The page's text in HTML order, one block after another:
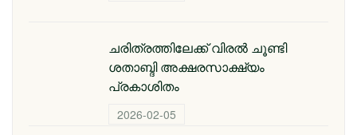
ചരിത്രത്തിലേക്ക് വിരൽ ചൂണ്ടി
ശതാബ്ദി അക്ഷരസാക്ഷ്യം
പ്രകാശിതം
2026-02-05